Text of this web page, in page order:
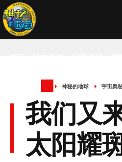
首页 科技新知 宇宙奥秘 航
神秘的地球 宇宙奥
我们又
太阳耀